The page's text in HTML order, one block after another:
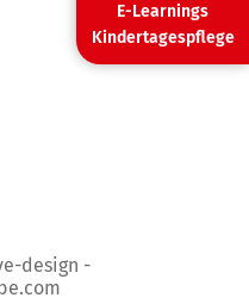
design -
E-Learnings
Kindertagespflege